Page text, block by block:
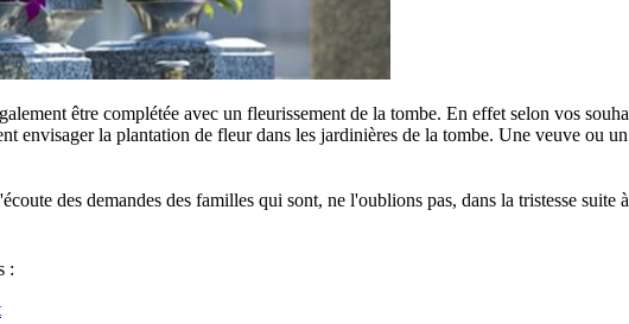
être complétée avec un fleurissement de la tombe. En effet selon vos
envisager la plantation de fleur dans les jardinières de la tombe. Une veuve ou
des demandes des familles qui sont, ne l'oublions pas, dans la tristesse suite
: